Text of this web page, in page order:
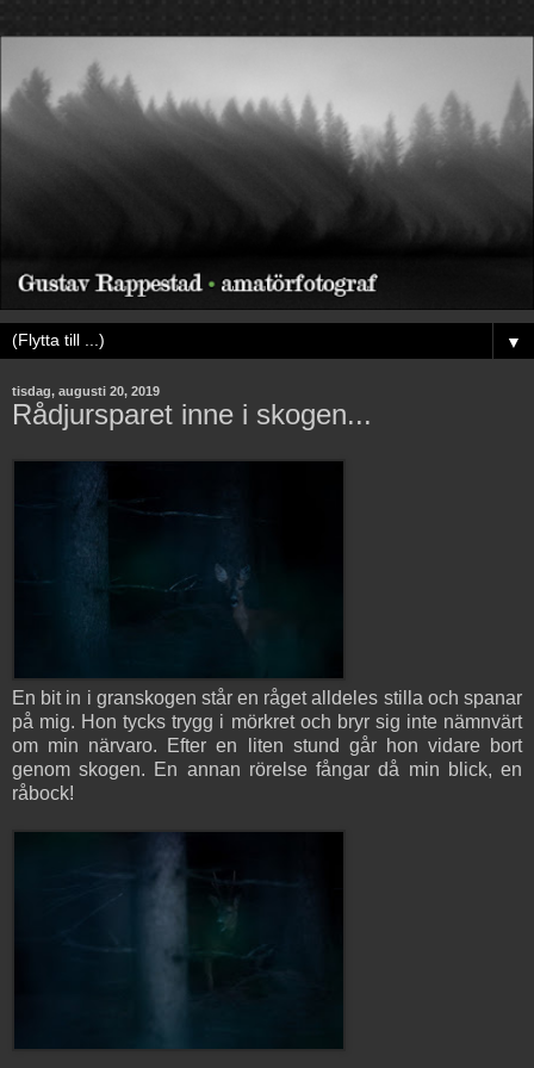
▼
tisdag, augusti 20, 2019
Rådjursparet inne i skogen...
En bit in i granskogen står en råget alldeles stilla och spanar
på mig. Hon tycks trygg i mörkret och bryr sig inte nämnvärt
om min närvaro. Efter en liten stund går hon vidare bort
genom skogen. En annan rörelse fångar då min blick, en
råbock!